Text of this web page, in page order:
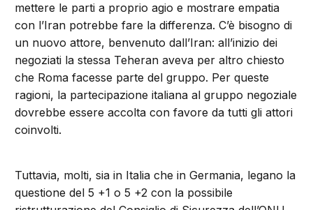
mettere le parti a proprio agio e mostrare empatia
con l’Iran potrebbe fare la differenza. C’è bisogno di
un nuovo attore, benvenuto dall’Iran: all’inizio dei
negoziati la stessa Teheran aveva per altro chiesto
che Roma facesse parte del gruppo. Per queste
ragioni, la partecipazione italiana al gruppo negoziale
dovrebbe essere accolta con favore da tutti gli attori
coinvolti.
Tuttavia, molti, sia in Italia che in Germania, legano la
questione del 5 +1 o 5 +2 con la possibile